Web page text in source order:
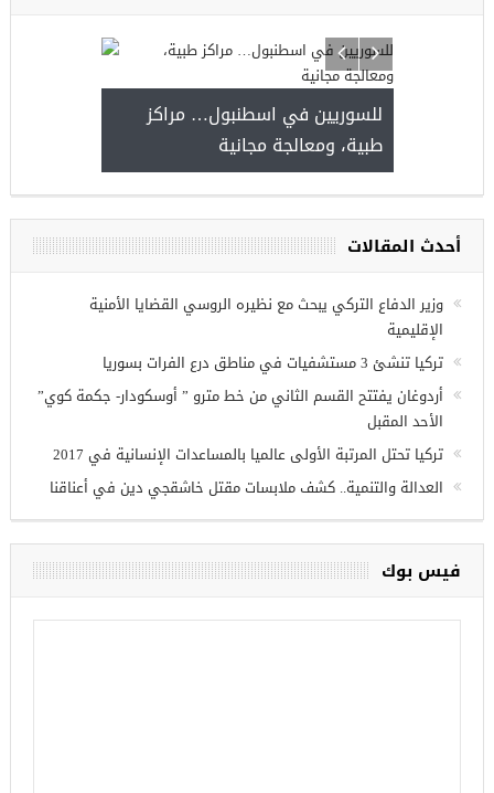
للسوريين في اسطنبول… مراكز
طبية، ومعالجة مجانية
فرص عمل للسوريين في
وزير الدفاع التركي يبحث مع نظيره الروسي القضايا الأمنية
الإقليمية
تركيا تنشئ 3 مستشفيات في مناطق درع الفرات بسوريا
أردوغان يفتتح القسم الثاني من خط مترو ” أوسكودار- جكمة كوي”
الأحد المقبل
تركيا تحتل المرتبة الأولى عالميا بالمساعدات الإنسانية في 2017
العدالة والتنمية.. كشف ملابسات مقتل خاشقجي دين في أعناقنا